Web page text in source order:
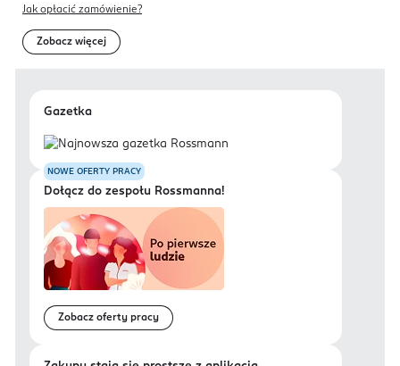
Jak opłacić zamówienie?
Zobacz więcej
Gazetka
NOWE OFERTY PRACY
Dołącz do zespołu Rossmanna!
Zobacz oferty pracy